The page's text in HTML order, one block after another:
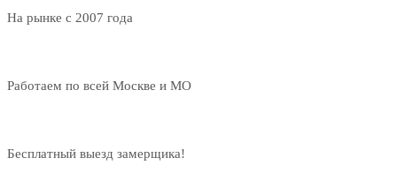
На рынке с 2007 года
Работаем по всей Москве и МО
Бесплатный выезд замерщика!